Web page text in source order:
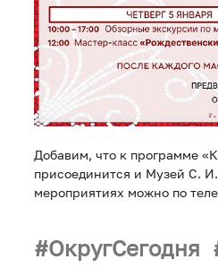
Добавим, что к программе
присоединится и Музей С.
мероприятиях можно по
ОкругСегодня